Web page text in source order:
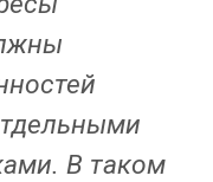
В таком